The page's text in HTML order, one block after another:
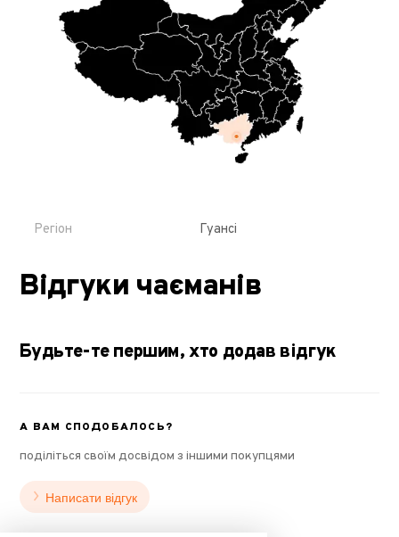
Регіон Гуансі
Відгуки чаєманів
Будьте-те першим, хто додав відгук
А ВАМ СПОДОБАЛОСЬ?
поділіться своїм досвідом з іншими покупцями
Написати відгук